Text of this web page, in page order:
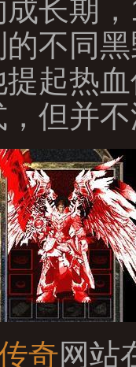
长期
不同
提起热
但并
奇网站